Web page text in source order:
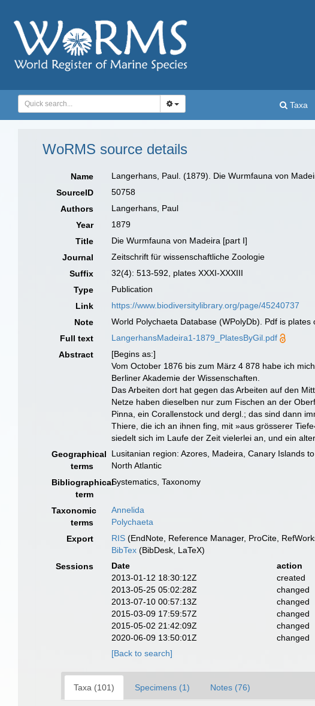
Taxa
WoRMS source details
Name Langerhans, Paul. (1879). Die Wurmfauna von
SourceID
50758
Authors
Langerhans, Paul
Year
1879
Title
Die Wurmfauna von Madeira [part I]
Journal
Zeitschrift für wissenschaftliche Zoologie
Suffix
32(4): 513-592, plates XXXI-XXXIII
Type
Publication
Link
https://www.biodiversitylibrary.org/page/45240737
Note
World Polychaeta Database (WPolyDb). Pdf is plates
Full text
LangerhansMadeira1-1879_PlatesByGil.pdf
Abstract
[Begins as:]
Vom October 1876 bis zum März 4 878 habe ich
Berliner Akademie der Wissenschaften.
Das Arbeiten dort hat gegen das Arbeiten auf den
Netze haben dieselben nur zum Fischen an der
Pinna, ein Corallenstock und dergl.; das sind dann
Thiere, die ich an ihnen fing, mit »aus grösserer
siedelt sich im Laufe der Zeit vielerlei an, und ein
Geographical
terms
Lusitanian region: Azores, Madeira, Canary Islands
North Atlantic
Bibliographical
term
Systematics, Taxonomy
Taxonomic
terms
Annelida
Polychaeta
Export
RIS (EndNote, Reference Manager, ProCite,
BibTex (BibDesk, LaTeX)
Sessions
Date action
2013-01-12 18:30:12Z
created
2013-05-25 05:02:28Z
changed
2013-07-10 00:57:13Z
changed
2015-03-09 17:59:57Z
changed
2015-05-02 21:42:09Z
changed
2020-06-09 13:50:01Z
changed
[Back to search]
Taxa (101) Specimens (1) Notes (76)